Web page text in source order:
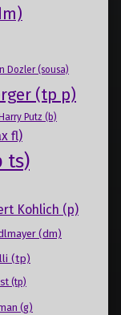
Dozler (sousa)
(tp p)
Harry Putz (b)
fl)
ts)
Kohlich (p)
(dm)
(tp)
(tp)
(g)